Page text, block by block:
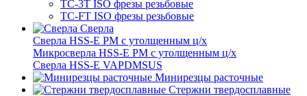
TC-3T ISO фрезы резьбовые
TC-FT ISO фрезы резьбовые
Сверла
Cверла HSS-E PM c утолщенным ц/х
Микросверла HSS-E PM c утолщенным ц/х
Сверла HSS-E VAPDMSUS
Минирезцы расточные
Cтержни твердосплавные